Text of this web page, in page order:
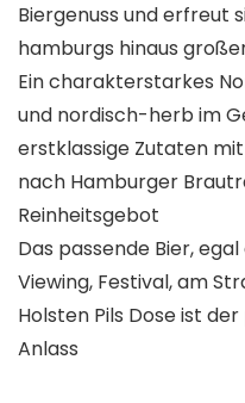
Biergenuss und erfreut
hamburgs hinaus
Ein charakterstarkes
und nordisch-herb im
erstklassige Zutaten
nach Hamburger
Reinheitsgebot
Das passende Bier,
Viewing, Festival, am
Holsten Pils Dose ist
Anlass